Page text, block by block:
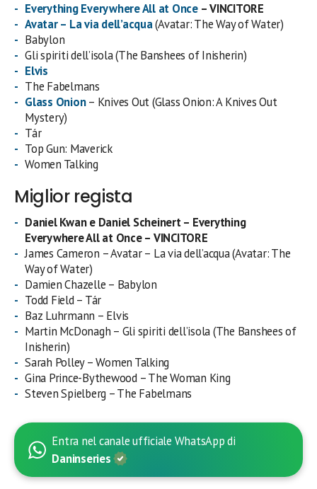
Everything Everywhere All at Once– VINCITORE
Avatar – La via dell’acqua(Avatar: The Way of Water)
Babylon
Gli spiriti dell’isola (The Banshees of Inisherin)
Elvis
The Fabelmans
Glass Onion– Knives Out (Glass Onion: A Knives Out
Mystery)
Tár
Top Gun: Maverick
Women Talking
Miglior regista
Daniel Kwan e Daniel Scheinert – Everything
Everywhere All at Once – VINCITORE
James Cameron – Avatar – La via dell’acqua (Avatar: The
Way of Water)
Damien Chazelle – Babylon
Todd Field – Tár
Baz Luhrmann – Elvis
Martin McDonagh – Gli spiriti dell’isola (The Banshees of
Inisherin)
Sarah Polley – Women Talking
Gina Prince-Bythewood – The Woman King
Steven Spielberg – The Fabelmans
Entra nel canale ufficiale WhatsApp di
Daninseries